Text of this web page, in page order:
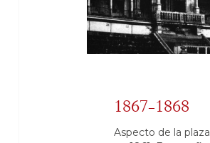
1867-1868
Aspecto de la plaza